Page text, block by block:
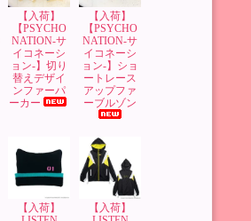
【入荷】
【PSYCHO
NATION-サ
イコネーシ
ョン-】切り
替えデザイ
ンファーパ
ーカー
【入荷】
【PSYCHO
NATION-サ
イコネーシ
ョン-】ショ
ートレース
アップファ
ーブルゾン
【入荷】
【入荷】